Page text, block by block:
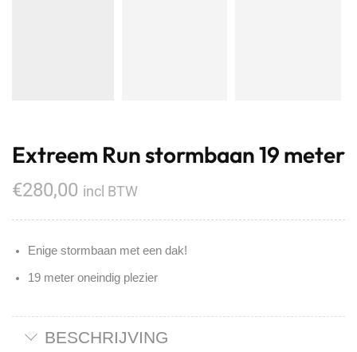
Extreem Run stormbaan 19 meter
€280,00 incl BTW
Enige stormbaan met een dak!
19 meter oneindig plezier
BESCHRIJVING